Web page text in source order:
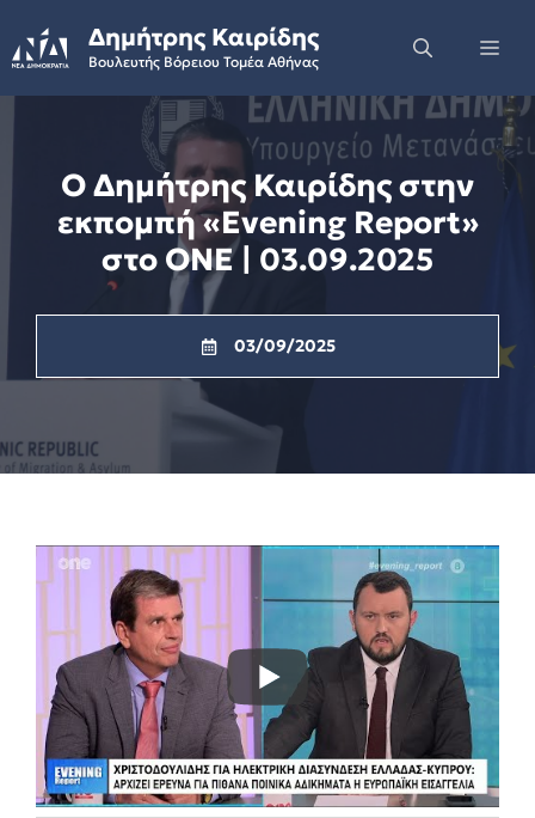
to
content
Δημήτρης Καιρίδης
Βουλευτής Βόρειου Τομέα Αθήνας
Ο Δημήτρης Καιρίδης στην
εκπομπή «Evening Report»
στο ONE | 03.09.2025
03/09/2025